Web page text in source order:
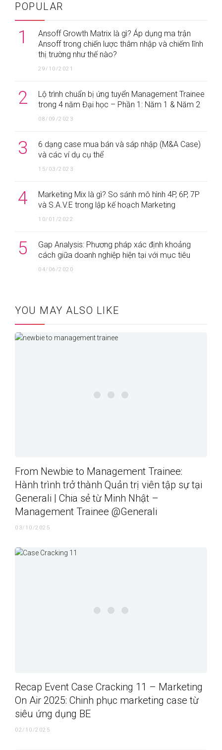
POPULAR
1
Ansoff Growth Matrix là gì? Áp dụng ma trận
Ansoff trong chiến lược thâm nhập và chiếm lĩnh
thị trường như thế nào?
29/10/2021
2
Lộ trình chuẩn bị ứng tuyển Management Trainee
trong 4 năm Đại học – Phần 1: Năm 1 & Năm 2
08/09/2023
3
6 dạng case mua bán và sáp nhập (M&A Case)
và các ví dụ cụ thể
15/03/2023
4
Marketing Mix là gì? So sánh mô hình 4P, 6P, 7P
và S.A.V.E trong lập kế hoạch Marketing
10/01/2022
5
Gap Analysis: Phương pháp xác định khoảng
cách giữa doanh nghiệp hiện tại với mục tiêu
04/06/2020
YOU MAY ALSO LIKE
From Newbie to Management Trainee:
Hành trình trở thành Quản trị viên tập sự tại
Generali | Chia sẻ từ Minh Nhật –
Management Trainee @Generali
03/10/2025
Recap Event Case Cracking 11 – Marketing
On Air 2025: Chinh phục marketing case từ
siêu ứng dụng BE
02/10/2025